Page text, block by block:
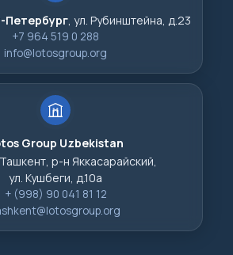
Петербург, ул. Рубинштейна, д.23
+7 964 519 0 288
info@lotosgroup.org
Group Uzbekistan
р-н Яккасарайский,
ул. Кушбеги, д.10а
+ (998) 90 041 81 12